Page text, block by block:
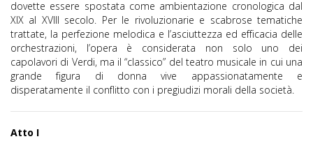
dovette essere spostata come ambientazione cronologica dal
XIX al XVIII secolo. Per le rivoluzionarie e scabrose tematiche
trattate, la perfezione melodica e l’asciuttezza ed efficacia delle
orchestrazioni, l’opera è considerata non solo uno dei
capolavori di Verdi, ma il “classico” del teatro musicale in cui una
grande figura di donna vive appassionatamente e
disperatamente il conflitto con i pregiudizi morali della società.
Atto I